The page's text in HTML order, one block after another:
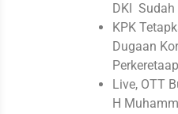
DKI Sudah
KPK
Dugaan
Live, OTT
H